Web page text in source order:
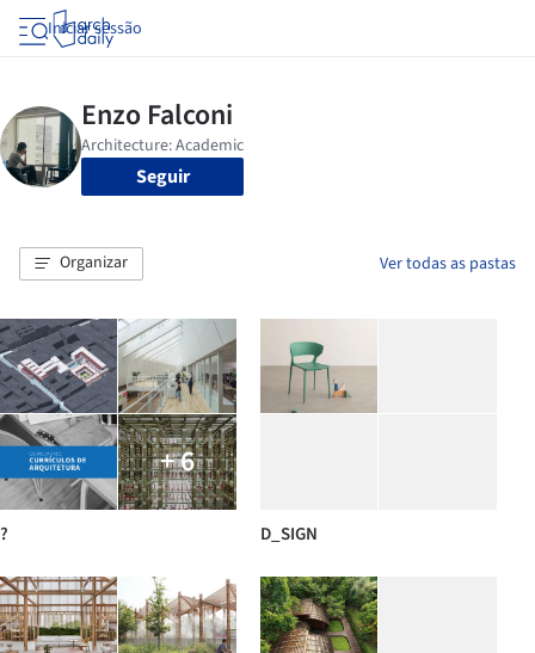
Iniciar sessão
Seguir
Organizar Ver todas as pastas
+ 6
? D_SIGN